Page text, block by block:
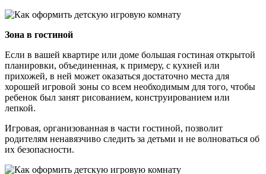
Зона в гостиной
Если в вашей квартире или доме большая гостиная открытой
планировки, объединенная, к примеру, с кухней или
прихожей, в ней может оказаться достаточно места для
хорошей игровой зоны со всем необходимым для того, чтобы
ребенок был занят рисованием, конструированием или
лепкой.
Игровая, организованная в части гостиной, позволит
родителям ненавязчиво следить за детьми и не волноваться об
их безопасности.